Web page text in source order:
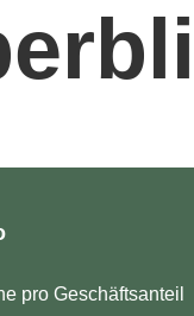
pro Geschäftsanteil